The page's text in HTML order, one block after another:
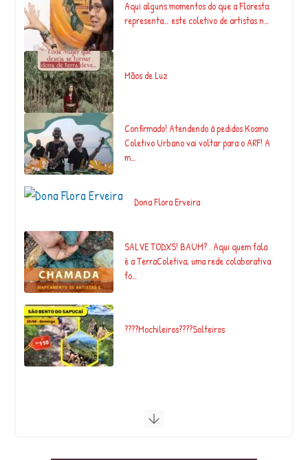
Aqui alguns momentos do que a Floresta
representa… este coletivo de artistas n…
Mãos de Luz
Confirmado! Atendendo à pedidos Kosmo
Coletivo Urbano vai voltar para o ARF! A
m…
Dona Flora Erveira
SALVE TODXS! BAUM? . Aqui quem fala
é a TerraColetiva, uma rede colaborativa
fo…
????Mochileiros????Solteiros